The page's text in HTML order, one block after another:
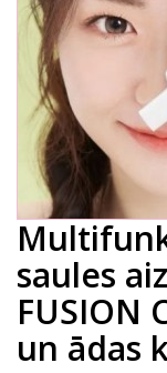
saules
FUSION
un ādas